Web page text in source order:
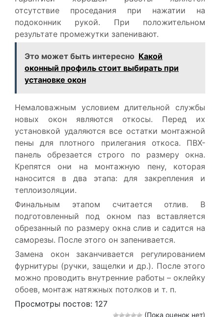
отсутствие проседания при нажатии на
подоконник рукой. При положительном
результате промежутки запенивают.
Это может быть интересно Какой
оконный профиль стоит выбирать при
установке окон
Немаловажным условием длительной службы
новых окон являются откосы. Перед их
установкой удаляются все остатки монтажной
пены для плотного прилегания откоса. ПВХ-
панель обрезается строго по размеру окна.
Крепятся они на монтажную пену, которая
наносится в два этапа: для закрепления и
теплоизоляции.
Финальным этапом считается отлив. В
подготовленный под окном паз вставляется
обрезанный по размеру окна слив и садится на
саморезы. После этого он запенивается.
Замена окон заканчивается регулированием
фурнитуры (ручки, защелки и др.). После этого
можно проводить внутренние работы – оклейку
обоев, монтаж натяжных потолков и т. п.
Просмотры постов: 127
(Пока оценок нет)